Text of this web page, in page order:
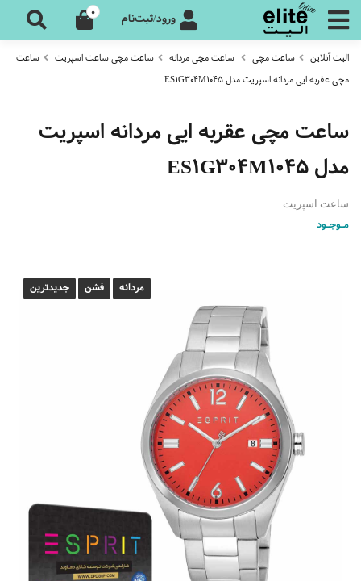
ورود/ثبت‌نام 0
الیت آنلاین ساعت مچی ساعت مچی مردانه ساعت مچی ساعت اسپریت
ساعت
مچی عقربه ایی مردانه اسپریت مدل ES1G304M1045
ساعت مچی عقربه ایی مردانه اسپریت
مدل ES1G304M1045
ساعت اسپریت
مـوجـود
مردانه فشن جدیدترین